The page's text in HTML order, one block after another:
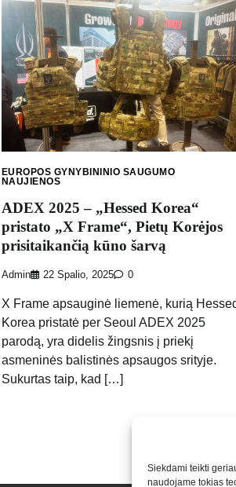
Siekdami teikti
naudojame tokias
EUROPOS GYNYBININIO SAUGUMO
NAUJIENOS
ADEX 2025 – „Hessed Korea“
pristato „X Frame“, Pietų Korėjos
prisitaikančią kūno šarvą
Admin 22 Spalio, 2025 0
X Frame apsauginė liemenė, kurią
Korea pristatė per Seoul ADEX 2025
parodą, yra didelis žingsnis į priekį
asmeninės balistinės apsaugos srityje.
Sukurtas taip, kad […]